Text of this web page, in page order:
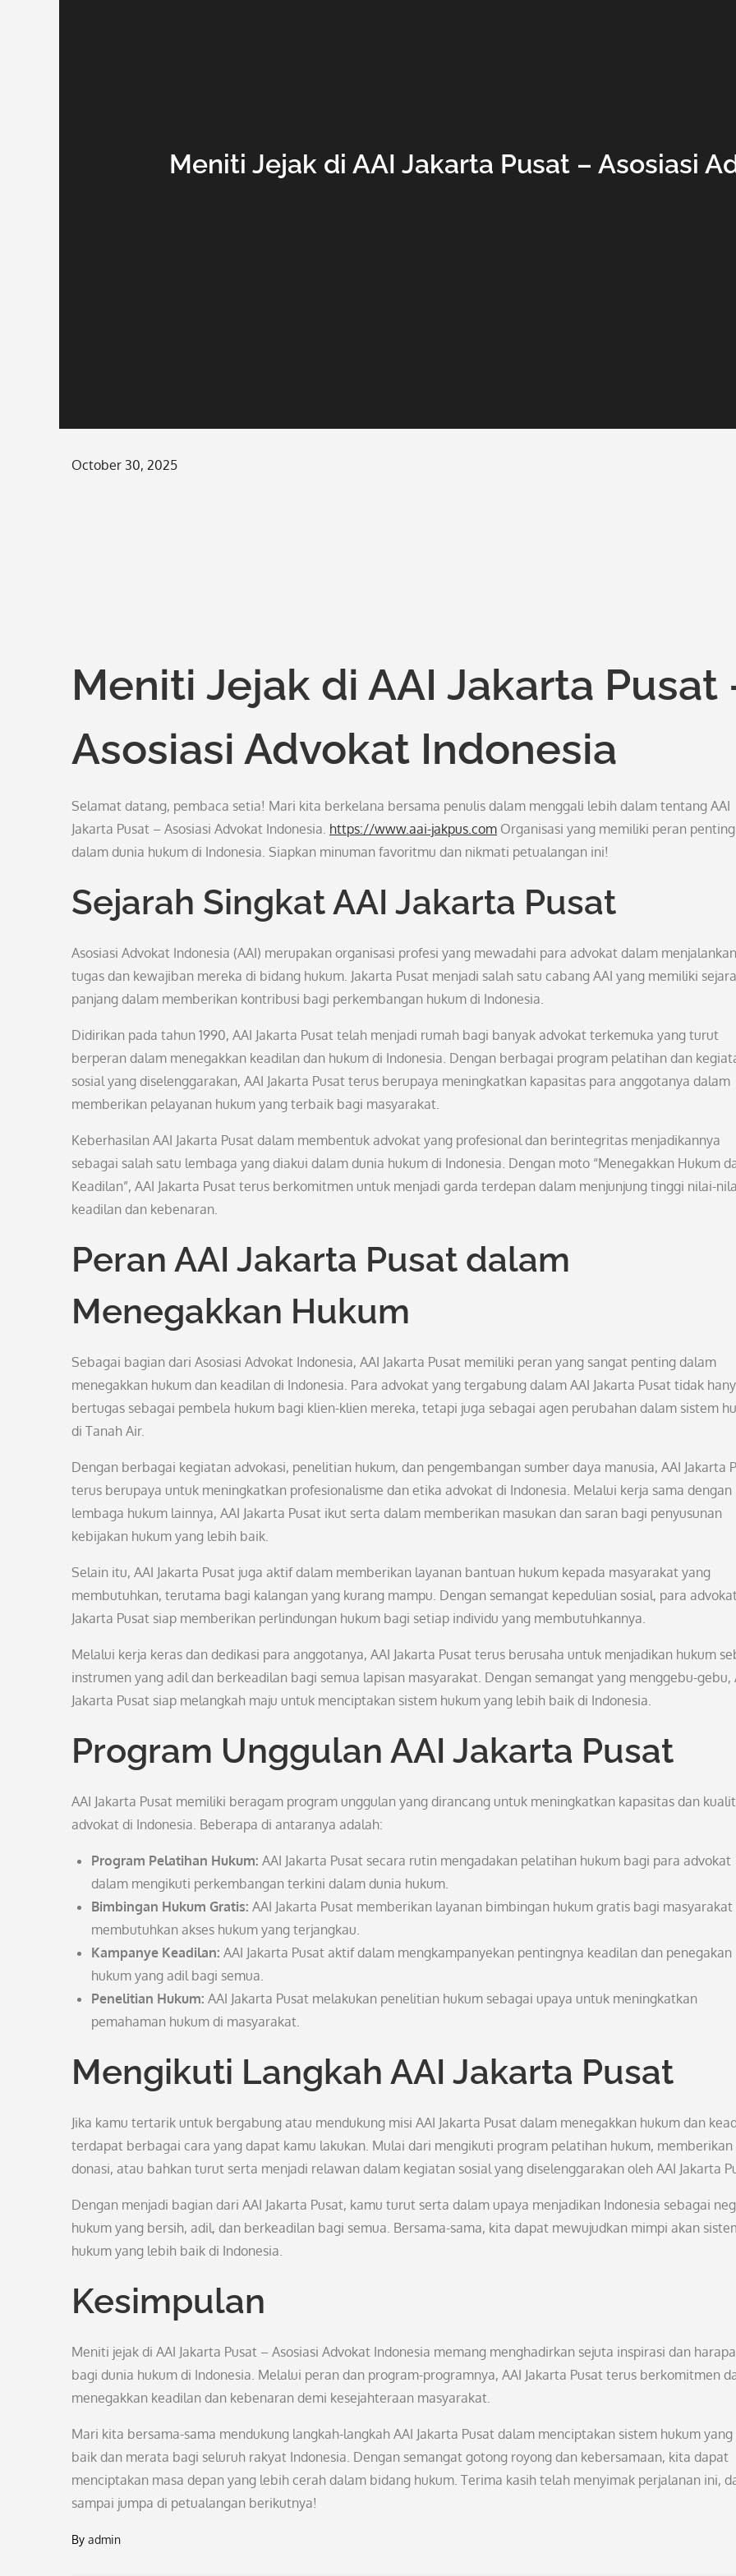
Meniti Jejak di AAI Jakarta Pusat – Asosiasi
Posted
October 30, 2025
Meniti Jejak di AAI Jakarta Pusat
Asosiasi Advokat Indonesia
Selamat datang, pembaca setia! Mari kita berkelana bersama penulis dalam menggali lebih dalam tentang AAI
Jakarta Pusat – Asosiasi Advokat Indonesia. https://www.aai-jakpus.com Organisasi yang memiliki peran penting
dalam dunia hukum di Indonesia. Siapkan minuman favoritmu dan nikmati petualangan ini!
Sejarah Singkat AAI Jakarta Pusat
Asosiasi Advokat Indonesia (AAI) merupakan organisasi profesi yang mewadahi para advokat dalam menjalankan
tugas dan kewajiban mereka di bidang hukum. Jakarta Pusat menjadi salah satu cabang AAI yang memiliki
panjang dalam memberikan kontribusi bagi perkembangan hukum di Indonesia.
Didirikan pada tahun 1990, AAI Jakarta Pusat telah menjadi rumah bagi banyak advokat terkemuka yang turut
berperan dalam menegakkan keadilan dan hukum di Indonesia. Dengan berbagai program pelatihan dan
sosial yang diselenggarakan, AAI Jakarta Pusat terus berupaya meningkatkan kapasitas para anggotanya dalam
memberikan pelayanan hukum yang terbaik bagi masyarakat.
Keberhasilan AAI Jakarta Pusat dalam membentuk advokat yang profesional dan berintegritas menjadikannya
sebagai salah satu lembaga yang diakui dalam dunia hukum di Indonesia. Dengan moto “Menegakkan Hukum
Keadilan”, AAI Jakarta Pusat terus berkomitmen untuk menjadi garda terdepan dalam menjunjung tinggi nilai-
keadilan dan kebenaran.
Peran AAI Jakarta Pusat dalam
Menegakkan Hukum
Sebagai bagian dari Asosiasi Advokat Indonesia, AAI Jakarta Pusat memiliki peran yang sangat penting dalam
menegakkan hukum dan keadilan di Indonesia. Para advokat yang tergabung dalam AAI Jakarta Pusat tidak
bertugas sebagai pembela hukum bagi klien-klien mereka, tetapi juga sebagai agen perubahan dalam sistem
di Tanah Air.
Dengan berbagai kegiatan advokasi, penelitian hukum, dan pengembangan sumber daya manusia, AAI Jakarta
terus berupaya untuk meningkatkan profesionalisme dan etika advokat di Indonesia. Melalui kerja sama dengan
lembaga hukum lainnya, AAI Jakarta Pusat ikut serta dalam memberikan masukan dan saran bagi penyusunan
kebijakan hukum yang lebih baik.
Selain itu, AAI Jakarta Pusat juga aktif dalam memberikan layanan bantuan hukum kepada masyarakat yang
membutuhkan, terutama bagi kalangan yang kurang mampu. Dengan semangat kepedulian sosial, para
Jakarta Pusat siap memberikan perlindungan hukum bagi setiap individu yang membutuhkannya.
Melalui kerja keras dan dedikasi para anggotanya, AAI Jakarta Pusat terus berusaha untuk menjadikan hukum
instrumen yang adil dan berkeadilan bagi semua lapisan masyarakat. Dengan semangat yang menggebu-gebu,
Jakarta Pusat siap melangkah maju untuk menciptakan sistem hukum yang lebih baik di Indonesia.
Program Unggulan AAI Jakarta Pusat
AAI Jakarta Pusat memiliki beragam program unggulan yang dirancang untuk meningkatkan kapasitas dan
advokat di Indonesia. Beberapa di antaranya adalah:
Program Pelatihan Hukum: AAI Jakarta Pusat secara rutin mengadakan pelatihan hukum bagi para advokat
dalam mengikuti perkembangan terkini dalam dunia hukum.
Bimbingan Hukum Gratis: AAI Jakarta Pusat memberikan layanan bimbingan hukum gratis bagi masyarakat
membutuhkan akses hukum yang terjangkau.
Kampanye Keadilan: AAI Jakarta Pusat aktif dalam mengkampanyekan pentingnya keadilan dan penegakan
hukum yang adil bagi semua.
Penelitian Hukum: AAI Jakarta Pusat melakukan penelitian hukum sebagai upaya untuk meningkatkan
pemahaman hukum di masyarakat.
Mengikuti Langkah AAI Jakarta Pusat
Jika kamu tertarik untuk bergabung atau mendukung misi AAI Jakarta Pusat dalam menegakkan hukum dan
terdapat berbagai cara yang dapat kamu lakukan. Mulai dari mengikuti program pelatihan hukum, memberikan
donasi, atau bahkan turut serta menjadi relawan dalam kegiatan sosial yang diselenggarakan oleh AAI Jakarta
Dengan menjadi bagian dari AAI Jakarta Pusat, kamu turut serta dalam upaya menjadikan Indonesia sebagai
hukum yang bersih, adil, dan berkeadilan bagi semua. Bersama-sama, kita dapat mewujudkan mimpi akan
hukum yang lebih baik di Indonesia.
Kesimpulan
Meniti jejak di AAI Jakarta Pusat – Asosiasi Advokat Indonesia memang menghadirkan sejuta inspirasi dan
bagi dunia hukum di Indonesia. Melalui peran dan program-programnya, AAI Jakarta Pusat terus berkomitmen
menegakkan keadilan dan kebenaran demi kesejahteraan masyarakat.
Mari kita bersama-sama mendukung langkah-langkah AAI Jakarta Pusat dalam menciptakan sistem hukum
baik dan merata bagi seluruh rakyat Indonesia. Dengan semangat gotong royong dan kebersamaan, kita dapat
menciptakan masa depan yang lebih cerah dalam bidang hukum. Terima kasih telah menyimak perjalanan ini,
sampai jumpa di petualangan berikutnya!
By admin